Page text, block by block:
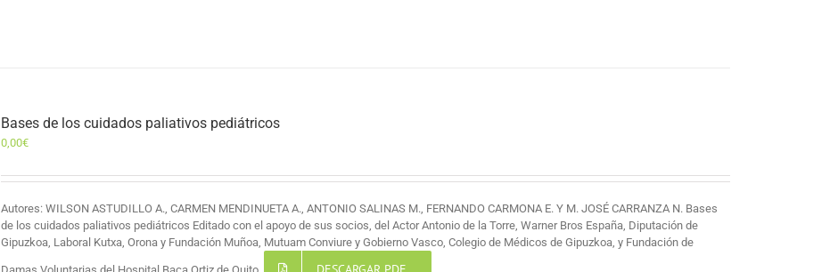
Bases de los cuidados paliativos pediátricos
0,00€
Autores: WILSON ASTUDILLO A., CARMEN MENDINUETA A., ANTONIO SALINAS M., FERNANDO CARMONA E. Y M. JOSÉ CARRANZA N. Bases
de los cuidados paliativos pediátricos Editado con el apoyo de sus socios, del Actor Antonio de la Torre, Warner Bros España, Diputación de
Gipuzkoa, Laboral Kutxa, Orona y Fundación Muñoa, Mutuam Conviure y Gobierno Vasco, Colegio de Médicos de Gipuzkoa, y Fundación de